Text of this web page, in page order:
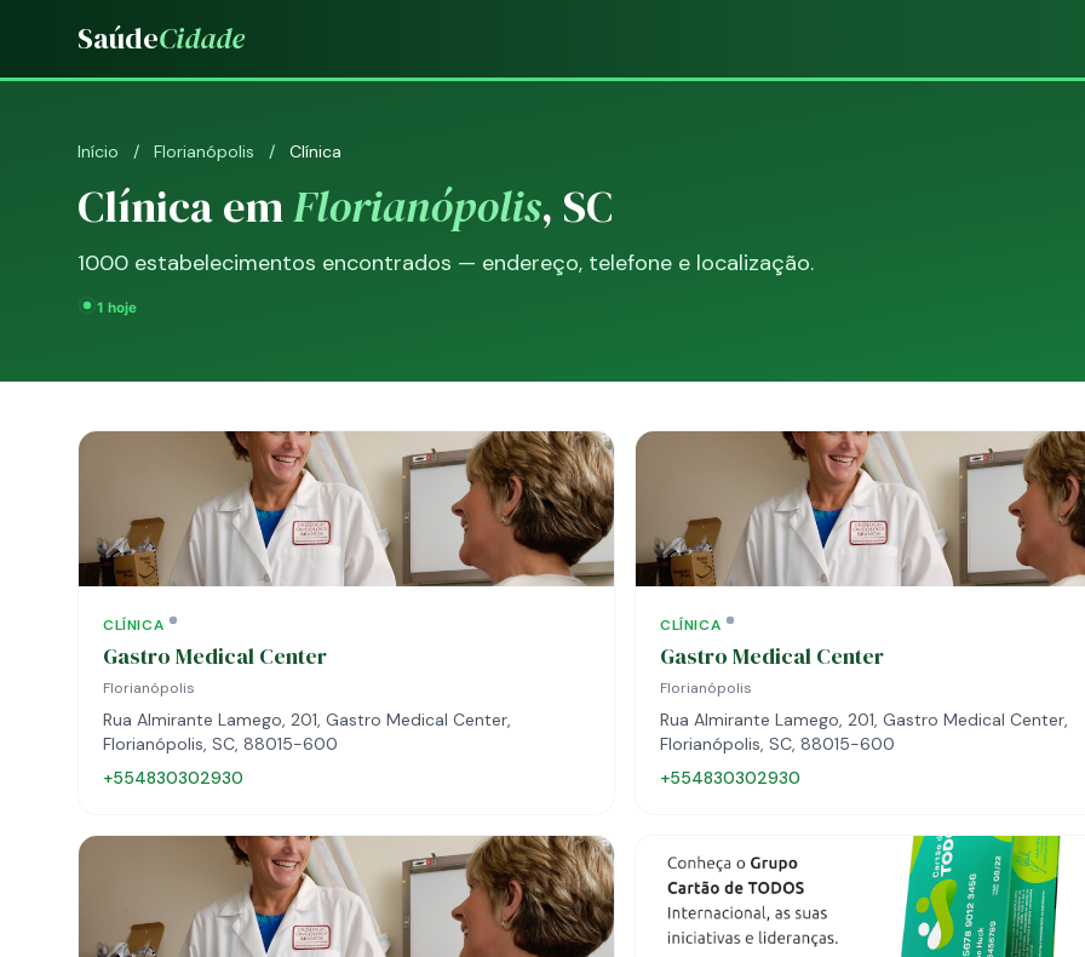
SaúdeCidade
Início / Florianópolis / Clínica
Clínica emFlorianópolis, SC
1000 estabelecimentos encontrados — endereço, telefone e localização.
CLÍNICA
Gastro Medical Center
Florianópolis
Rua Almirante Lamego, 201, Gastro Medical Center,
Florianópolis, SC, 88015-600
+554830302930
CLÍNICA
Gastro Medical Center
Florianópolis
Rua Almirante Lamego, 201, Gastro Medical Center,
Florianópolis, SC, 88015-600
+554830302930